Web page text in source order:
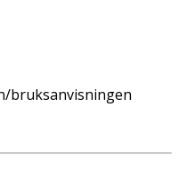
bruksanvisningen